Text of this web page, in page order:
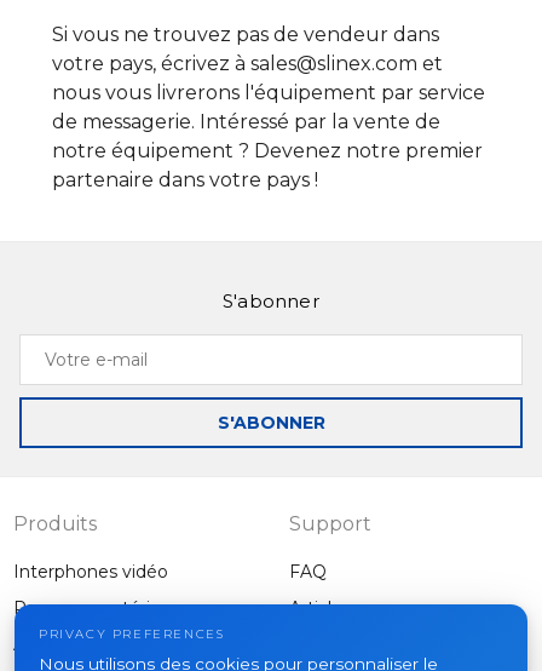
Si vous ne trouvez pas de vendeur dans
votre pays, écrivez à sales@slinex.com et
nous vous livrerons l'équipement par service
de messagerie. Intéressé par la vente de
notre équipement ? Devenez notre premier
partenaire dans votre pays !
S'abonner
Votre
mail
S'ABONNER
Produits
Interphones vidéo
Panneaux extérieurs
Autres équipements
Support
FAQ
Articles
PRIVACY PREFERENCES
Nous utilisons des cookies pour personnaliser le